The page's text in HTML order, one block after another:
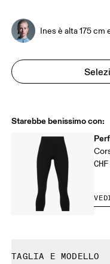
Ines è alta 175 cm
Starebbe benissimo con:
TAGLIA E MODELLO